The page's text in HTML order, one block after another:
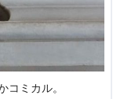
コミカル。